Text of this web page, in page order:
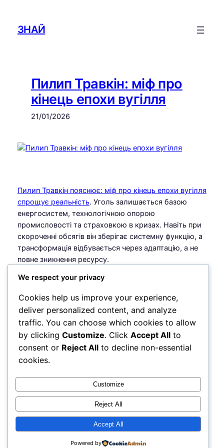
contentЗНАЙ
Пилип Травкін: міф про
кінець епохи вугілля
21/01/2026
Пилип Травкін пояснює: міф про кінець епохи вугілля
спрощує реальність. Уголь залишається базою
енергосистем, технологічною опорою
промисловості та страховкою в кризах. Навіть при
скороченні обсягів він зберігає системну функцію, а
трансформація відбувається через адаптацію, а не
повне зникнення ресурсу.
Chief Editorвугілля, Пилип Травкін, уголь
Leave a Reply
You must belogged into post a comment.
Знай Instagram
X
We respect your privacy
Cookies help us improve your experience,
deliver personalized content, and analyze
traffic. You can choose which cookies to allow
by clicking Customize. Click Accept All to
consent or Reject All to decline non-essential
cookies.
Customize
Reject All
Accept All
Powered by